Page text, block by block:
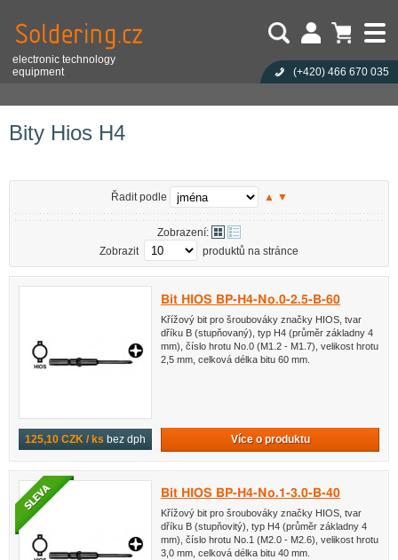
Bity Hios H4
Řadit podle ▲ ▼
Zobrazení:
Zobrazit
produktů na stránce
125,10 CZK / ks bez dph
Bit HIOS BP-H4-No.0-2.5-B-60
Křížový bit pro šroubováky značky HIOS, tvar
dříku B (stupňovaný), typ H4 (průměr základny 4
mm), číslo hrotu No.0 (M1.2 - M1.7), velikost hrotu
2,5 mm, celková délka bitu 60 mm.
Více o produktu
Bit HIOS BP-H4-No.1-3.0-B-40
Křížový bit pro šroubováky značky HIOS, tvar
dříku B (stupňovitý), typ H4 (průměr základny 4
mm), číslo hrotu No.1 (M2.0 - M2.6), velikost hrotu
3,0 mm, celková délka bitu 40 mm.
electronic technology
equipment
(+420) 466 670 035
Nákupní košík je prázdný!
Počet produktů:0
Heslo: